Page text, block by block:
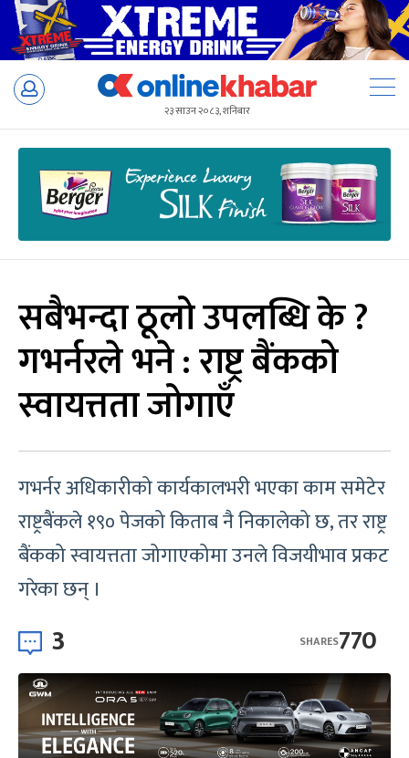
Skip
२३ साउन २०८३, शनिबार
सबैभन्दा ठूलो उपलब्धि के ?
गभर्नरले भने : राष्ट्र बैंकको
स्वायत्तता जोगाएँ
गभर्नर अधिकारीको कार्यकालभरी भएका काम समेटेर
राष्ट्रबैंकले १९० पेजको किताब नै निकालेको छ, तर राष्ट्र
बैंकको स्वायत्तता जोगाएकोमा उनले विजयीभाव प्रकट
गरेका छन् ।
3 770
SHARES